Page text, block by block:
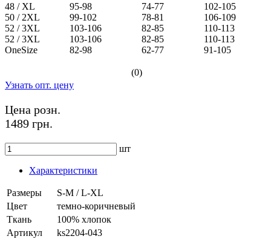
48 / XL
95-98 74-77
102-105
50 / 2XL
99-102 78-81
106-109
52 / 3XL
103-106 82-85
110-113
52 / 3XL
103-106 82-85
110-113
OneSize
82-98 62-77 91-105
(0)
Узнать опт. цену
Цена розн.
1489 грн.
шт
Характеристики
Размеры
S-M / L-XL
Цвет
темно-коричневый
Ткань
100% хлопок
Артикул
ks2204-043